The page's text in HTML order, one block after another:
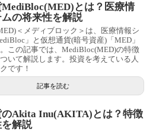
とは？医療情
の将来性を解説
＜メディブロック＞は、医療情報シ
」と仮想通貨(暗号資産)「MED」
この記事では、MediBloc(MED)の特徴
いて解説します。投資を考えている人
です！
記事を読む
のAkita Inu(AKITA)とは？特徴
解説